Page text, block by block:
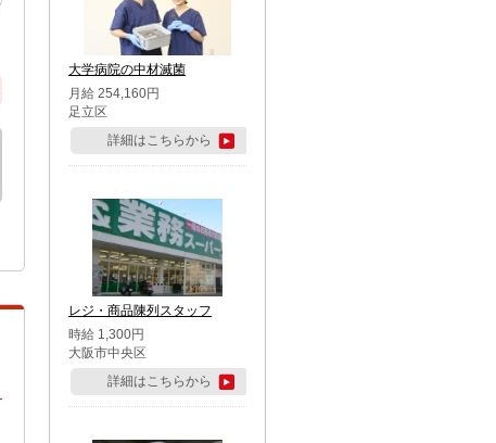
大学病院の中材滅菌
月給 254,160円
足立区
詳細はこちらから
レジ・商品陳列スタッフ
時給 1,300円
大阪市中央区
詳細はこちらから